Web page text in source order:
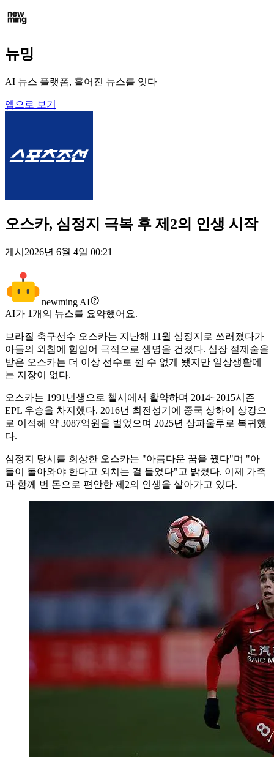
뉴밍
AI 뉴스 플랫폼, 흩어진 뉴스를 잇다
앱으로 보기
오스카, 심정지 극복 후 제2의 인생 시작
게시 2026년 6월 4일 00:21
newming AI
AI가 1개의 뉴스를 요약했어요.
브라질 축구선수 오스카는 지난해 11월 심정지로 쓰러졌다가
아들의 외침에 힘입어 극적으로 생명을 건졌다. 심장 절제술을
받은 오스카는 더 이상 선수로 뛸 수 없게 됐지만 일상생활에
는 지장이 없다.
오스카는 1991년생으로 첼시에서 활약하며 2014~2015시즌
EPL 우승을 차지했다. 2016년 최전성기에 중국 상하이 상강으
로 이적해 약 3087억원을 벌었으며 2025년 상파울루로 복귀했
다.
심정지 당시를 회상한 오스카는 "아름다운 꿈을 꿨다"며 "아
들이 돌아와야 한다고 외치는 걸 들었다"고 밝혔다. 이제 가족
과 함께 번 돈으로 편안한 제2의 인생을 살아가고 있다.